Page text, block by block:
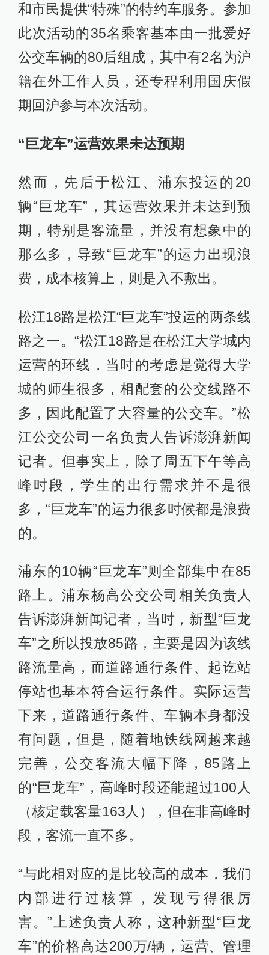
和市民提供“特殊”的特约车服务。参加
此次活动的35名乘客基本由一批爱好
公交车辆的80后组成，其中有2名为沪
籍在外工作人员，还专程利用国庆假
期回沪参与本次活动。
“巨龙车”运营效果未达预期
然而，先后于松江、浦东投运的20
辆“巨龙车”，其运营效果并未达到预
期，特别是客流量，并没有想象中的
那么多，导致“巨龙车”的运力出现浪
费，成本核算上，则是入不敷出。
松江18路是松江“巨龙车”投运的两条线
路之一。“松江18路是在松江大学城内
运营的环线，当时的考虑是觉得大学
城的师生很多，相配套的公交线路不
多，因此配置了大容量的公交车。”松
江公交公司一名负责人告诉澎湃新闻
记者。但事实上，除了周五下午等高
峰时段，学生的出行需求并不是很
多，“巨龙车”的运力很多时候都是浪费
的。
浦东的10辆“巨龙车”则全部集中在85
路上。浦东杨高公交公司相关负责人
告诉澎湃新闻记者，当时，新型“巨龙
车”之所以投放85路，主要是因为该线
路流量高，而道路通行条件、起讫站
停站也基本符合运行条件。实际运营
下来，道路通行条件、车辆本身都没
有问题，但是，随着地铁线网越来越
完善，公交客流大幅下降，85路上
的“巨龙车”，高峰时段还能超过100人
（核定载客量163人），但在非高峰时
段，客流一直不多。
“与此相对应的是比较高的成本，我们
内部进行过核算，发现亏得很厉
害。”上述负责人称，这种新型“巨龙
车”的价格高达200万/辆，运营、管理